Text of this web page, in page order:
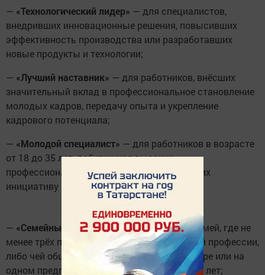
— «Технологический лидер» — для специалистов,
внедривших инновационные решения, повысивших
эффективность производства или разработавших
новые продукты и технологии;
— «Лучший наставник» — для работников, внёсших
значительный вклад в профессиональное становление
молодых кадров, передачу опыта и укрепление
кадрового потенциала;
— «Молодой специалист» — для работников в возрасте
от 18 до 35 лет, добившихся высоких
профессиональных результатов, проявивших
инициативу и стремление к развитию;
— «Семейные трудовые династии»— для семей, где не
менее трёх поколений посвятили себя одной профессии,
либо чей общий трудовой стаж в одной сфере или на
одном предприятии составляет не менее 50 лет;